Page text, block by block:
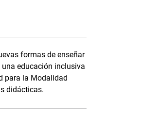
formas de enseñar
una educación inclusiva
para la Modalidad
didácticas.